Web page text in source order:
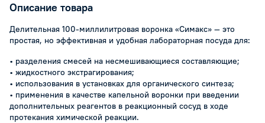
Описание товара
Делительная 100-миллилитровая воронка «Симакс» — это
простая, но эффективная и удобная лабораторная посуда для:
• разделения смесей на несмешивающиеся составляющие;
• жидкостного экстрагирования;
• использования в установках для органического синтеза;
• применения в качестве капельной воронки при введении
дополнительных реагентов в реакционный сосуд в ходе
протекания химической реакции.